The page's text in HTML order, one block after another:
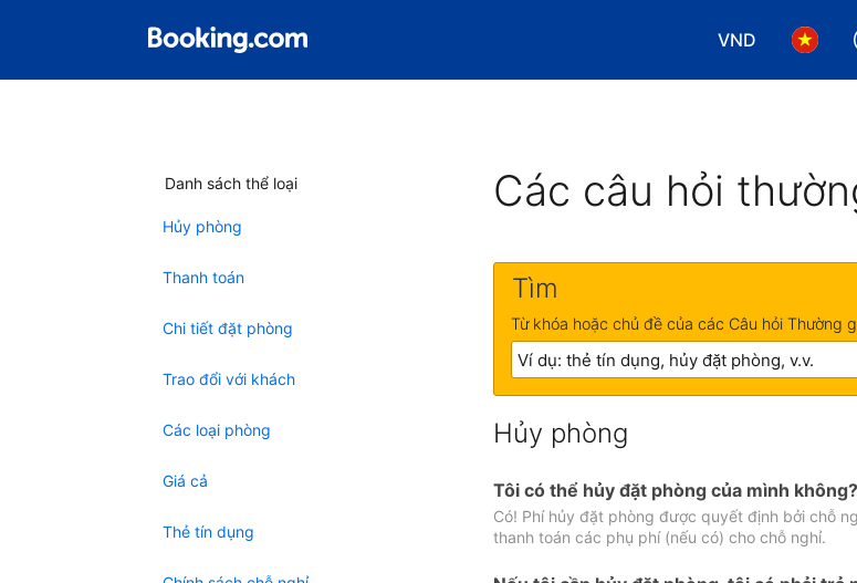
VND
Chọn loại tiền
Chọn
Danh sách thể loại
Hủy phòng
Thanh toán
Chi tiết đặt phòng
Trao đổi với khách
Các loại phòng
Giá cả
Thẻ tín dụng
Các câu hỏi
Tìm
Từ khóa hoặc chủ đề của các Câu hỏi Thường
Hủy phòng
Tôi có thể hủy đặt phòng của mình không?
Có! Phí hủy đặt phòng được quyết định bởi chỗ
thanh toán các phụ phí (nếu có) cho chỗ nghỉ.